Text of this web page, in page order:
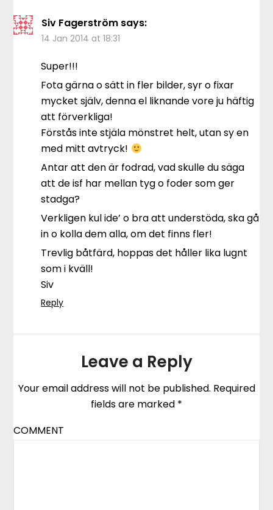
Siv Fagerström says:
14 Jan 2014 at 18:31
Super!!!
Fota gärna o sätt in fler bilder, syr o fixar
mycket själv, denna el liknande vore ju häftig
att förverkliga!
Förstås inte stjäla mönstret helt, utan sy en
med mitt avtryck!
Antar att den är fodrad, vad skulle du säga
att de isf har mellan tyg o foder som ger
stadga?
Verkligen kul ide’ o bra att understöda, ska gå
in o kolla dem alla, om det finns fler!
Trevlig båtfärd, hoppas det håller lika lugnt
som i kväll!
Siv
Reply
Leave a Reply
Your email address will not be published. Required
fields are marked *
COMMENT